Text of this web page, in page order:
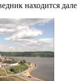
находится